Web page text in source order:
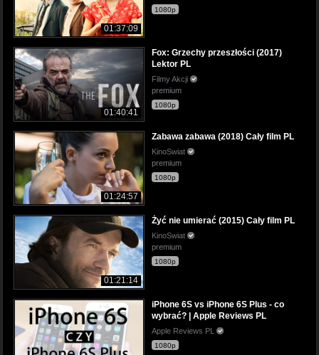
01:37:09
1080p
01:40:41
Fox: Grzechy przeszłości (2017)
Lektor PL
Filmy Akcji
premium
1080p
01:24:57
Zabawa zabawa (2018) Cały film PL
KinoSwiat
premium
1080p
01:21:14
Żyć nie umierać (2015) Cały film PL
KinoSwiat
premium
1080p
iPhone 6S vs iPhone 6S Plus - co
wybrać? | Apple Reviews PL
Apple Reviews PL
1080p